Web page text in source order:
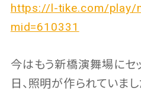
https://l-tike.com/play/
mid=610331
今はもう新橋演舞場にセ
日、照明が作られていまし